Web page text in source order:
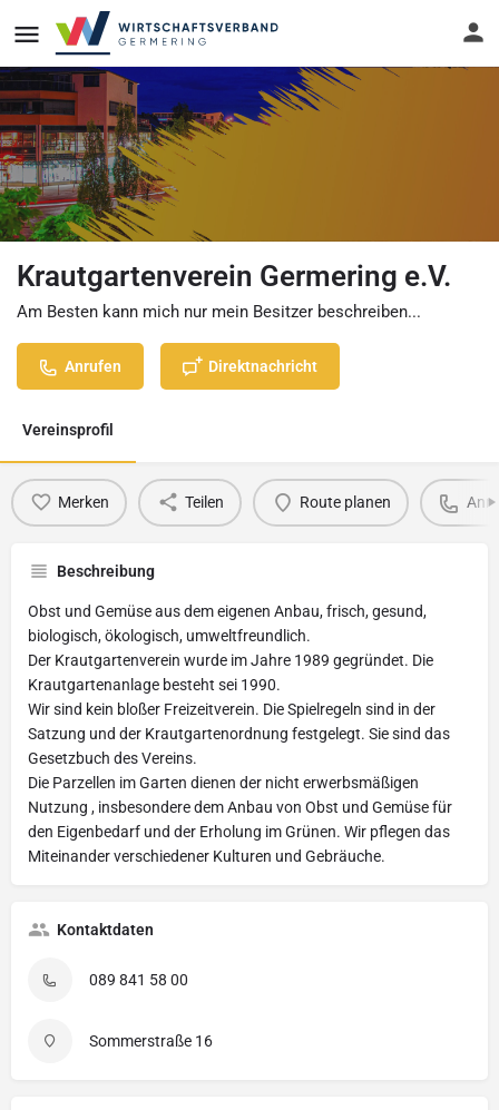
Krautgartenverein Germering e.V.
Am Besten kann mich nur mein Besitzer beschreiben...
Anrufen Direktnachricht
Vereinsprofil
Merken Teilen Route planen
Beschreibung
Obst und Gemüse aus dem eigenen Anbau, frisch, gesund,
biologisch, ökologisch, umweltfreundlich.
Der Krautgartenverein wurde im Jahre 1989 gegründet. Die
Krautgartenanlage besteht sei 1990.
Wir sind kein bloßer Freizeitverein. Die Spielregeln sind in der
Satzung und der Krautgartenordnung festgelegt. Sie sind das
Gesetzbuch des Vereins.
Die Parzellen im Garten dienen der nicht erwerbsmäßigen
Nutzung , insbesondere dem Anbau von Obst und Gemüse für
den Eigenbedarf und der Erholung im Grünen. Wir pflegen das
Miteinander verschiedener Kulturen und Gebräuche.
Kontaktdaten
089 841 58 00
Sommerstraße 16